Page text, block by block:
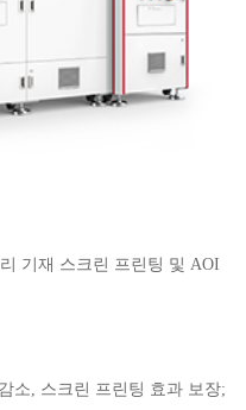
기재 스크린 프린팅 및 AOI
소, 스크린 프린팅 효과 보장;